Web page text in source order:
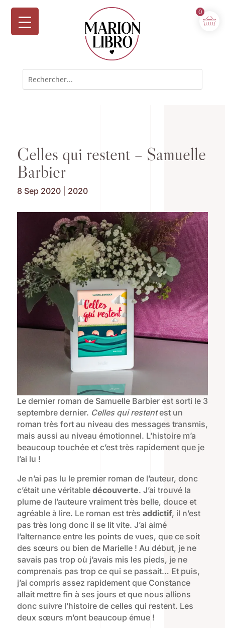
Celles qui restent – Samuelle
Barbier
8 Sep 2020| 2020
Le dernier roman de Samuelle Barbier est sorti le 3
septembre dernier. Celles qui restentest un
roman très fort au niveau des messages transmis,
mais aussi au niveau émotionnel. L’histoire m’a
beaucoup touchée et c’est très rapidement que je
l’ai lu !
Je n’ai pas lu le premier roman de l’auteur, donc
c’était une véritable découverte. J’ai trouvé la
plume de l’auteure vraiment très belle, douce et
agréable à lire. Le roman est très addictif, il n’est
pas très long donc il se lit vite. J’ai aimé
l’alternance entre les points de vues, que ce soit
des sœurs ou bien de Marielle ! Au début, je ne
savais pas trop où j’avais mis les pieds, je ne
comprenais pas trop ce qui se passait… Et puis,
j’ai compris assez rapidement que Constance
allait mettre fin à ses jours et que nous allions
donc suivre l’histoire de celles qui restent. Les
deux sœurs m’ont beaucoup émue !
0